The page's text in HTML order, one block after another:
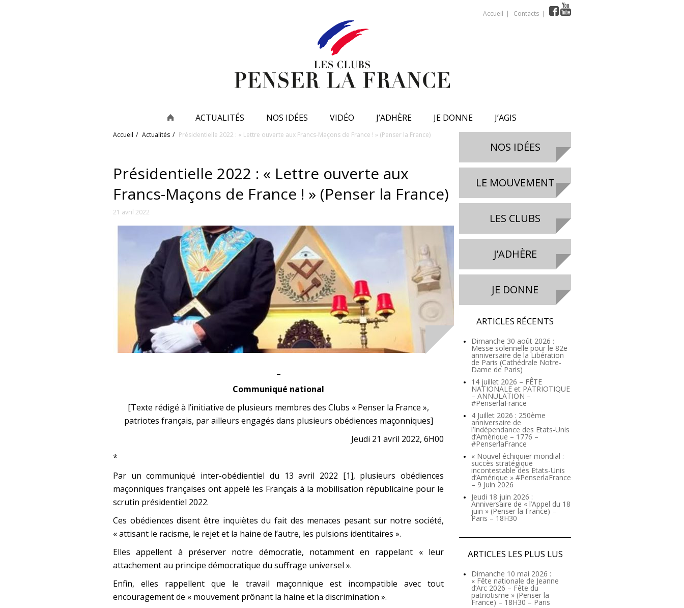
Accueil Contacts
ACTUALITÉS NOS IDÉES VIDÉO J’ADHÈRE JE DONNE J’AGIS
Accueil Actualités Présidentielle 2022 : « Lettre ouverte aux Francs-Maçons de France ! » (Penser la France)
Présidentielle 2022 : « Lettre ouverte aux
Francs-Maçons de France ! » (Penser la France)
21 avril 2022
Communiqué national
[Texte rédigé à l’initiative de plusieurs membres des Clubs « Penser la France »,
patriotes français, par ailleurs engagés dans plusieurs obédiences maçonniques]
Jeudi 21 avril 2022, 6H00
*
Par un communiqué inter-obédientiel du 13 avril 2022 [1], plusieurs obédiences
maçonniques françaises ont appelé les Français à la mobilisation républicaine pour le
scrutin présidentiel 2022.
Ces obédiences disent être inquiètes du fait des menaces pesant sur notre société,
« attisant le racisme, le rejet et la haine de l’autre, les pulsions identitaires ».
Elles appellent à préserver notre démocratie, notamment en rappelant « leur
attachement au principe démocratique du suffrage universel ».
Enfin, elles rappellent que le travail maçonnique est incompatible avec tout
encouragement de « mouvement prônant la haine et la discrimination ».
NOS IDÉES
LE MOUVEMENT
LES CLUBS
J’ADHÈRE
JE DONNE
ARTICLES RÉCENTS
Dimanche 30 août 2026 :
Messe solennelle pour le 82e
anniversaire de la Libération
de Paris (Cathédrale Notre-
Dame de Paris)
14 juillet 2026 – FÊTE
NATIONALE et PATRIOTIQUE
– ANNULATION –
#PenserlaFrance
4 Juillet 2026 : 250ème
anniversaire de
l’Indépendance des Etats-Unis
d’Amérique – 1776 –
#PenserlaFrance
« Nouvel échiquier mondial :
succès stratégique
incontestable des Etats-Unis
d’Amérique » #PenserlaFrance
– 9 Juin 2026
Jeudi 18 juin 2026 :
Anniversaire de « l’Appel du 18
juin » (Penser la France) –
Paris – 18H30
ARTICLES LES PLUS LUS
Dimanche 10 mai 2026 :
« Fête nationale de Jeanne
d’Arc 2026 – Fête du
patriotisme » (Penser la
France) – 18H30 – Paris